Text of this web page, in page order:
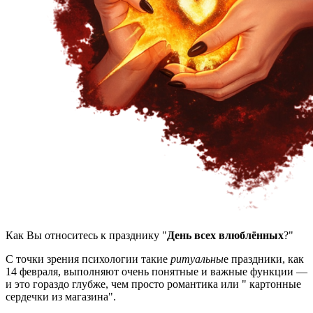
Как Вы относитесь к празднику "День всех влюблённых?"
С точки зрения психологии такие ритуальные праздники, как
14 февраля, выполняют очень понятные и важные функции —
и это гораздо глубже, чем просто романтика или " картонные
сердечки из магазина".